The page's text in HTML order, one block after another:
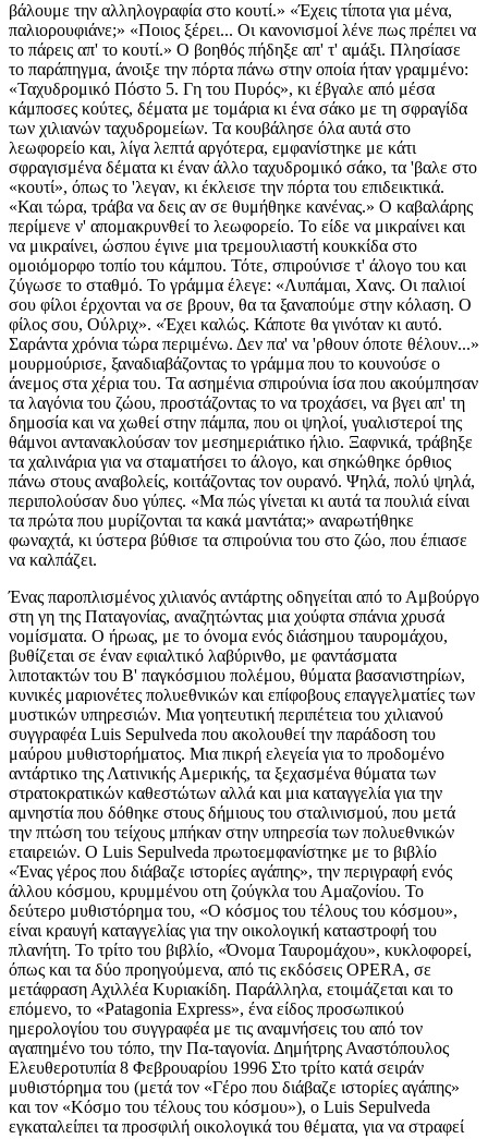
βάλουμε την αλληλογραφία στο κουτί.» «Έχεις τίποτα για μένα,
παλιορουφιάνε;» «Ποιος ξέρει... Οι κανονισμοί λένε πως πρέπει να
το πάρεις απ' το κουτί.» Ο βοηθός πήδηξε απ' τ' αμάξι. Πλησίασε
το παράπηγμα, άνοιξε την πόρτα πάνω στην οποία ήταν γραμμένο:
«Ταχυδρομικό Πόστο 5. Γη του Πυρός», κι έβγαλε από μέσα
κάμποσες κούτες, δέματα με τομάρια κι ένα σάκο με τη σφραγίδα
των χιλιανών ταχυδρομείων. Τα κουβάλησε όλα αυτά στο
λεωφορείο και, λίγα λεπτά αργότερα, εμφανίστηκε με κάτι
σφραγισμένα δέματα κι έναν άλλο ταχυδρομικό σάκο, τα 'βαλε στο
«κουτί», όπως το 'λεγαν, κι έκλεισε την πόρτα του επιδεικτικά.
«Και τώρα, τράβα να δεις αν σε θυμήθηκε κανένας.» Ο καβαλάρης
περίμενε ν' απομακρυνθεί το λεωφορείο. Το είδε να μικραίνει και
να μικραίνει, ώσπου έγινε μια τρεμουλιαστή κουκκίδα στο
ομοιόμορφο τοπίο του κάμπου. Τότε, σπιρούνισε τ' άλογο του και
ζύγωσε το σταθμό. Το γράμμα έλεγε: «Λυπάμαι, Χανς. Οι παλιοί
σου φίλοι έρχονται να σε βρουν, θα τα ξαναπούμε στην κόλαση. Ο
φίλος σου, Ούλριχ». «Έχει καλώς. Κάποτε θα γινόταν κι αυτό.
Σαράντα χρόνια τώρα περιμένω. Δεν πα' να 'ρθουν όποτε θέλουν...»
μουρμούρισε, ξαναδιαβάζοντας το γράμμα που το κουνούσε ο
άνεμος στα χέρια του. Τα ασημένια σπιρούνια ίσα που ακούμπησαν
τα λαγόνια του ζώου, προστάζοντας το να τροχάσει, να βγει απ' τη
δημοσία και να χωθεί στην πάμπα, που οι ψηλοί, γυαλιστεροί της
θάμνοι αντανακλούσαν τον μεσημεριάτικο ήλιο. Ξαφνικά, τράβηξε
τα χαλινάρια για να σταματήσει το άλογο, και σηκώθηκε όρθιος
πάνω στους αναβολείς, κοιτάζοντας τον ουρανό. Ψηλά, πολύ ψηλά,
περιπολούσαν δυο γύπες. «Μα πώς γίνεται κι αυτά τα πουλιά είναι
τα πρώτα που μυρίζονται τα κακά μαντάτα;» αναρωτήθηκε
φωναχτά, κι ύστερα βύθισε τα σπιρούνια του στο ζώο, που έπιασε
να καλπάζει.
Ένας παροπλισμένος χιλιανός αντάρτης οδηγείται από το Αμβούργο
στη γη της Παταγονίας, αναζητώντας μια χούφτα σπάνια χρυσά
νομίσματα. Ο ήρωας, με το όνομα ενός διάσημου ταυρομάχου,
βυθίζεται σε έναν εφιαλτικό λαβύρινθο, με φαντάσματα
λιποτακτών του Β' παγκόσμιου πολέμου, θύματα βασανιστηρίων,
κυνικές μαριονέτες πολυεθνικών και επίφοβους επαγγελματίες των
μυστικών υπηρεσιών. Μια γοητευτική περιπέτεια του χιλιανού
συγγραφέα Luis Sepulveda που ακολουθεί την παράδοση του
μαύρου μυθιστορήματος. Μια πικρή ελεγεία για το προδομένο
αντάρτικο της Λατινικής Αμερικής, τα ξεχασμένα θύματα των
στρατοκρατικών καθεστώτων αλλά και μια καταγγελία για την
αμνηστία που δόθηκε στους δήμιους του σταλινισμού, που μετά
την πτώση του τείχους μπήκαν στην υπηρεσία των πολυεθνικών
εταιρειών. Ο Luis Sepulveda πρωτοεμφανίστηκε με το βιβλίο
«Ένας γέρος που διάβαζε ιστορίες αγάπης», την περιγραφή ενός
άλλου κόσμου, κρυμμένου οτη ζούγκλα του Αμαζονίου. Το
δεύτερο μυθιστόρημα του, «Ο κόσμος του τέλους του κόσμου»,
είναι κραυγή καταγγελίας για την οικολογική καταστροφή του
πλανήτη. Το τρίτο του βιβλίο, «Όνομα Ταυρομάχου», κυκλοφορεί,
όπως και τα δύο προηγούμενα, από τις εκδόσεις OPERA, σε
μετάφραση Αχιλλέα Κυριακίδη. Παράλληλα, ετοιμάζεται και το
επόμενο, το «Patagonia Express», ένα είδος προσωπικού
ημερολογίου του συγγραφέα με τις αναμνήσεις του από τον
αγαπημένο του τόπο, την Πα-ταγονία. Δημήτρης Αναστόπουλος
Ελευθεροτυπία 8 Φεβρουαρίου 1996 Στο τρίτο κατά σειράν
μυθιστόρημα του (μετά τον «Γέρο που διάβαζε ιστορίες αγάπης»
και τον «Κόσμο του τέλους του κόσμου»), ο Luis Sepulveda
εγκαταλείπει τα προσφιλή οικολογικά του θέματα, για να στραφεί